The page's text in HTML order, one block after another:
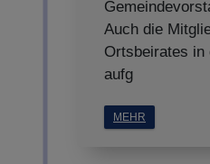
Auch die
Ortsbeirates in
aufg
MEHR